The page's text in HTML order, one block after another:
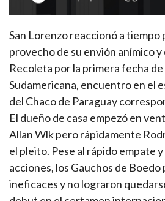
San Lorenzo reaccionó a tiempo
provecho de su envión anímico
Recoleta por la primera fecha de
Sudamericana, encuentro en el
del Chaco de Paraguay
El dueño de casa empezó en
Allan Wlk pero rápidamente
el pleito. Pese al rápido empate
acciones, los Gauchos de
ineficaces y no lograron